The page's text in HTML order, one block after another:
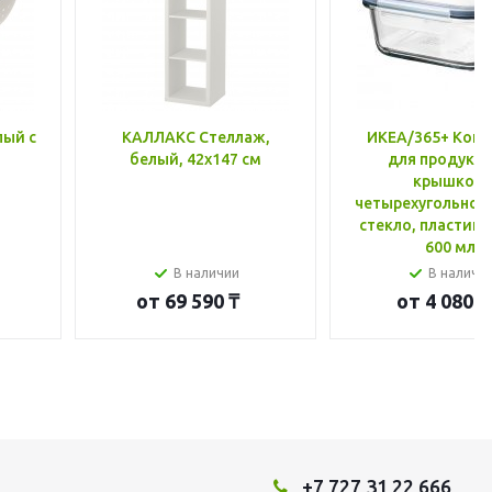
с
КАЛЛАКС Стеллаж,
белый, 42x147 см
В наличии
от 69 590 ₸
ИКЕА/365+
для
крышкой,
стекло, пластик
600 мл
В
от 4 080 ₸
+7 727 31 22 666